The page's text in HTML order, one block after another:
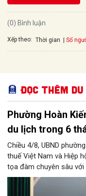
(0) Bình luận
Xếp theo: Thời gian Số
Đọc thêm
Phường Hoàn
du lịch trong 6
Chiều 4/8, UBND
thuế Việt Nam và Hiệp
tọa đàm chuyên sâu
doanh và doanh nghiệp